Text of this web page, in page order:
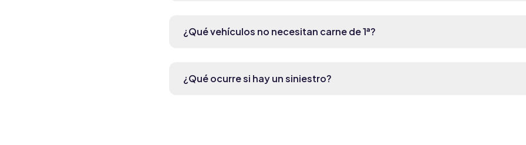
¿Qué vehículos no necesitan carne de 1ª?
¿Qué ocurre si hay un siniestro?